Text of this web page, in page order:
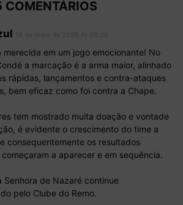
COMENTÁRIOS
merecida em um jogo emocionante! No
a marcação é a arma maior, alinhado
rápidas, lançamentos e contra-ataques
bem eficaz como foi contra a Chape.
tem mostrado muita doação e vontade
é evidente o crescimento do time a
consequentemente os resultados
a aparecer e em sequência.
Senhora de Nazaré continue
pelo Clube do Remo.